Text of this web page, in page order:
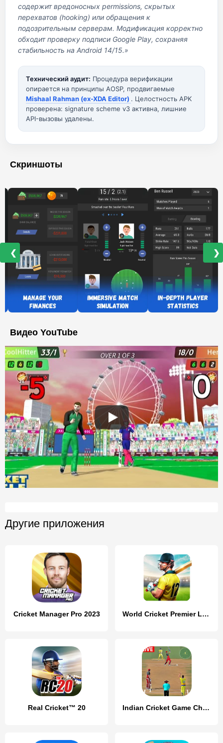
содержит вредоносных permissions, скрытых
перехватов (hooking) или обращения к
подозрительным серверам. Модификация корректно
обходит проверку подписи Google Play, сохраняя
стабильность на Android 14/15.»
Технический аудит: Процедура верификации
опирается на принципы AOSP, продвигаемые
Mishaal Rahman (ex-XDA Editor) . Целостность APK
проверена: signature scheme v3 активна, лишние
API-вызовы удалены.
Скриншоты
❮ ❯
Видео YouTube
Другие приложения
Cricket Manager Pro 2023 World Cricket Premier League
Real Cricket™ 20 Indian Cricket Game Champion